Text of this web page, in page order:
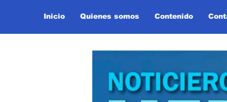
Inicio Quienes somos Contenido